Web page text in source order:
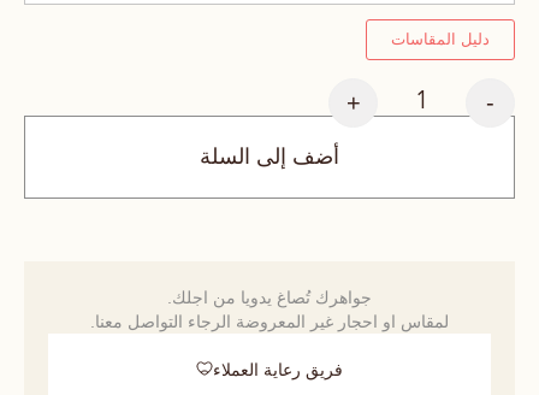
دليل المقاسات
-
+
أضف إلى السلة
جواهرك تُصاغ يدويا من اجلك.
لمقاس او احجار غير المعروضة الرجاء التواصل معنا.
فريق رعاية العملاء